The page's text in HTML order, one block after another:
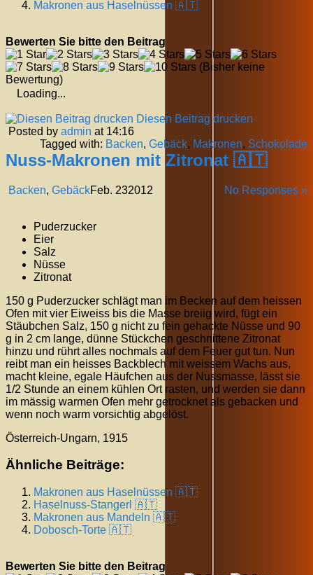
Makronen aus Haselnüssen 🇦🇹
Bewerten Sie bitte den Beitrag
(Bisher keine
Bewertung)
Loading...
Diesen Beitrag drucken
Posted by admin at 14:16
Tagged with: Backen, Gebäck, Makronen, Schokolade
Nuss-Makronen mit Zitronat 🇦🇹
Backen, Gebäck No Responses »
Feb. 232012
Puderzucker
Eier
Salz
Nüsse
Zitronat
150 g Puderzucker schlägt man im Becken auf dem heissen
Ofen mit vier Eiweiss bis die Masse breiig wird, fügt ein
Stäubchen Salz, 150 g nicht zu fein gehackte Nüsse und 90
g in 2 cm lange, dünne Stückchen geschnittene Zitronat
hinzu und rührt alles nochmals auf dem Feuer gut tun. Nun
reibt man ein heisses Backblech mit weissem Wachs aus,
macht kleine, egale Häufchen aus der Nussmasse, lässt sie
1/2 Stunde an einem kühlen Ort rasten, und werden sie dann
im mässig warmen Ofen mehr getrocknet als gebacken und
wenn noch warm vorsichtig abgelöst.
Österreich-Ungarn, 1915
Ähnliche Beiträge:
Makronen aus Haselnüssen 🇦🇹
Haselnuss-Stangerl 🇦🇹
Makronen aus Mandeln 🇦🇹
Dobosch-Torte 🇦🇹
Bewerten Sie bitte den Beitrag